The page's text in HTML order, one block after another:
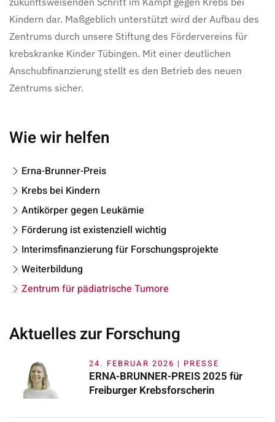
Kindern dar. Maßgeblich unterstützt wird der Aufbau des
Zentrums durch unsere Stiftung des Fördervereins für
krebskranke Kinder Tübingen. Mit einer deutlichen
Anschubfinanzierung stellt es den Betrieb des neuen
Zentrums sicher.
Wie wir helfen
Erna-Brunner-Preis
Krebs bei Kindern
Antikörper gegen Leukämie
Förderung ist existenziell wichtig
Interimsfinanzierung für Forschungsprojekte
Weiterbildung
Zentrum für pädiatrische Tumore
Aktuelles zur Forschung
24. FEBRUAR 2026 | PRESSE
ERNA-BRUNNER-PREIS 2025 für
Freiburger Krebsforscherin